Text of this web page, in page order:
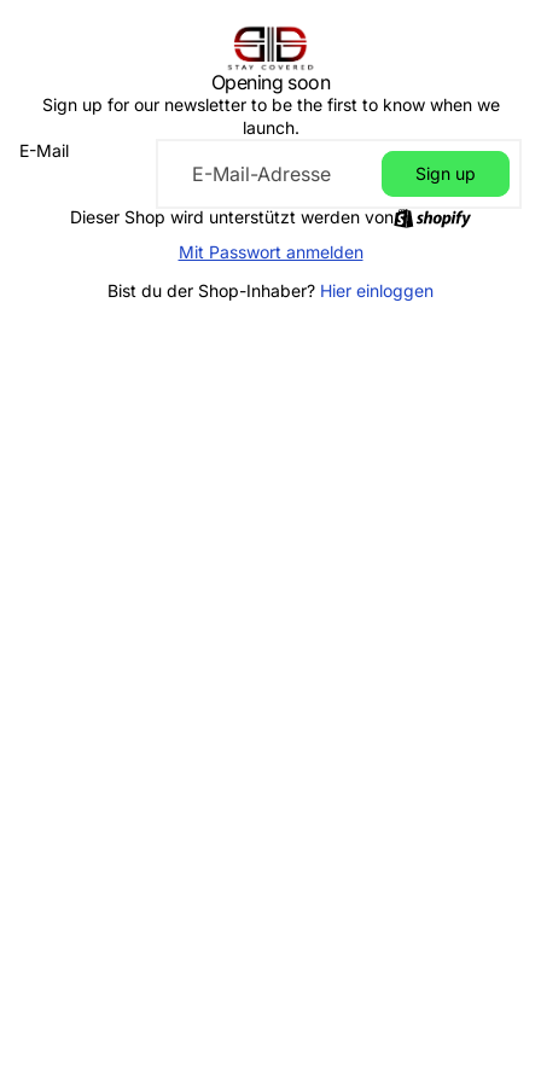
Opening soon
Sign up for our newsletter to be the first to know when we
launch.
E-Mail
Sign up
Dieser Shop wird unterstützt werden von
Mit Passwort anmelden
Bist du der Shop-Inhaber? Hier einloggen